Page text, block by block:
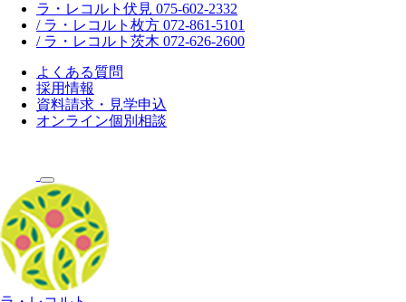
ラ・レコルト伏見 075-602-2332
/ ラ・レコルト枚方 072-861-5101
/ ラ・レコルト茨木 072-626-2600
よくある質問
採用情報
資料請求・見学申込
オンライン個別相談